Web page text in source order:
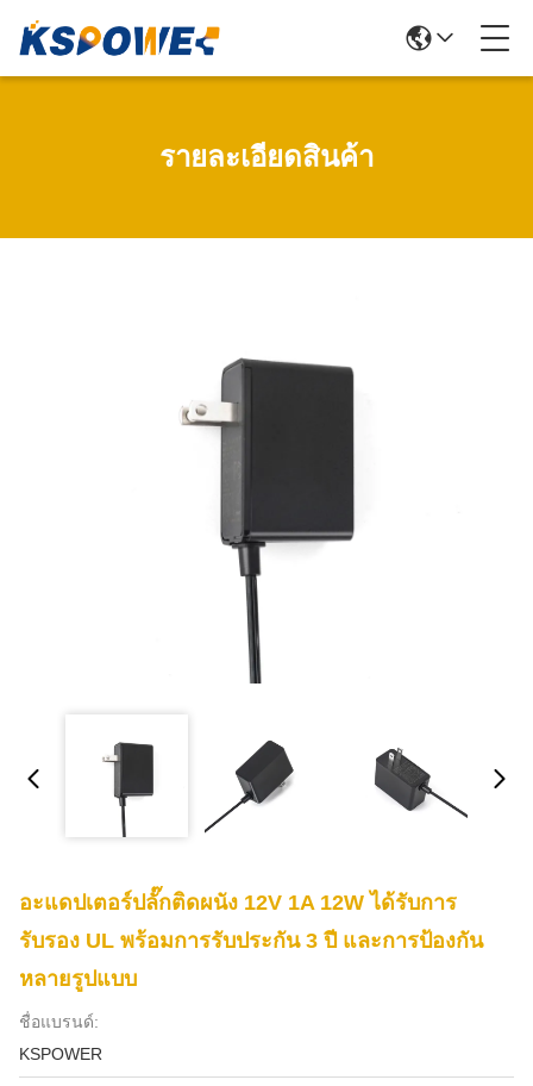
รายละเอียดสินค้า
อะแดปเตอร์ปลั๊กติดผนัง 12V 1A 12W ได้รับการ
รับรอง UL พร้อมการรับประกัน 3 ปี และการป้องกัน
หลายรูปแบบ
ชื่อแบรนด์:
KSPOWER